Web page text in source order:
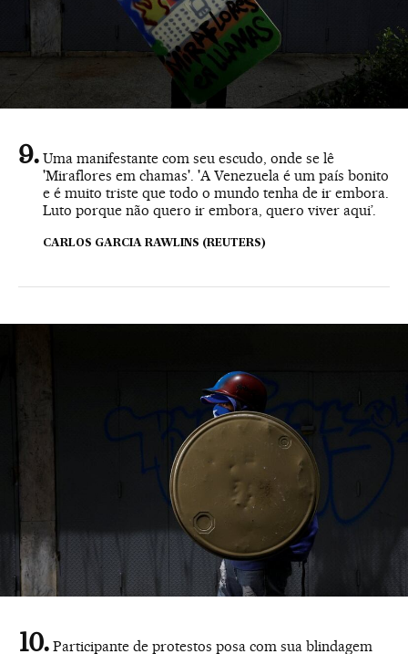
Uma manifestante com seu escudo, onde se lê
'Miraflores em chamas'. 'A Venezuela é um país bonito
e é muito triste que todo o mundo tenha de ir embora.
Luto porque não quero ir embora, quero viver aqui’.
CARLOS GARCIA RAWLINS (REUTERS)
Participante de protestos posa com sua blindagem